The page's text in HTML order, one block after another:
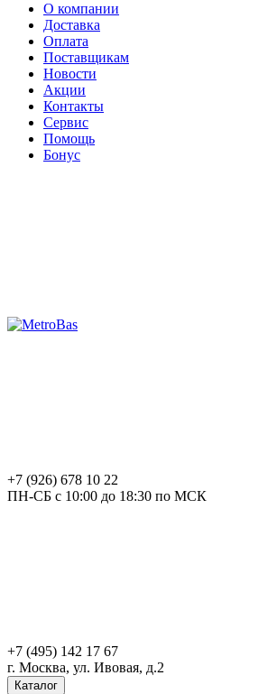
О компании
Доставка
Оплата
Поставщикам
Новости
Акции
Контакты
Сервис
Помощь
Бонус
+7 (926) 678 10 22
ПН-СБ с 10:00 до 18:30 по МСК
+7 (495) 142 17 67
г. Москва, ул. Ивовая, д.2
Каталог